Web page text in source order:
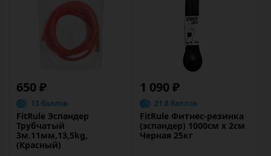
650 ₽
13 баллов
FitRule Эспандер
Трубчатый
3м.11мм,13,5kg,
(Красный)
1 090 ₽
21.8 баллов
FitRule Фитнес-резинка
(эспандер) 1000см х 2см
Черная 25кг